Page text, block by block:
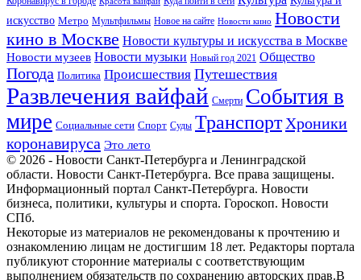
искусство Метро Мультфильмы Новое на сайте Новости кино Новости
кино в Москве Новости культуры и искусства в Москве
Новости музеев Новости музыки Новый год 2021 Общество
Погода Политика Происшествия Путешествия
Развлечения вайфай Смерти События в
мире Социальные сети Спорт Суды Транспорт Хроники
коронавируса Это лето
© 2026 - Новости Санкт-Петербурга и Ленинградской
области. Новости Санкт-Петербурга. Все права защищены.
Информационный портал Санкт-Петербурга. Новости
бизнеса, политики, культуры и спорта. Гороскоп. Новости
СПб.
Некоторые из материалов не рекомендованы к прочтению и
ознакомлению лицам не достигшим 18 лет. Редакторы портала
публикуют сторонние материалы с соответствующим
выполнением обязательств по сохранению авторских прав.В